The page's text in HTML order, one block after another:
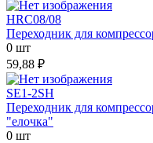
HRC08/08
Переходник для
0 шт
59,88 ₽
SE1-2SH
Переходник для
"елочка"
0 шт